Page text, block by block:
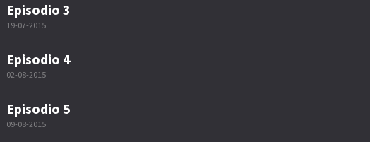
Episodio 3
19-07-2015
Episodio 4
02-08-2015
Episodio 5
09-08-2015